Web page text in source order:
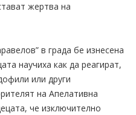
жертва на
в града бе изнесена
научиха как да реагират,
или други
на Апелативна
че изключително